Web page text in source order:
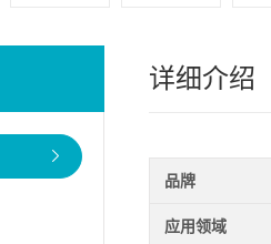
详细介绍
品牌
应用领域